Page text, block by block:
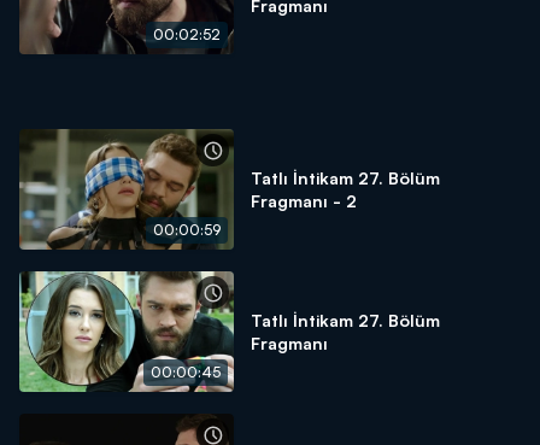
00:02:52
Fragmanı
00:00:59
Tatlı İntikam 27. Bölüm
Fragmanı - 2
00:00:45
Tatlı İntikam 27. Bölüm
Fragmanı